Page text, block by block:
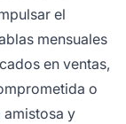
el
mensuales
en ventas,
o
y